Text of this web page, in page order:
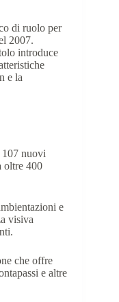
di ruolo per
2007.
introduce
e la
nuovi
oltre 400
e
visiva
che offre
e altre